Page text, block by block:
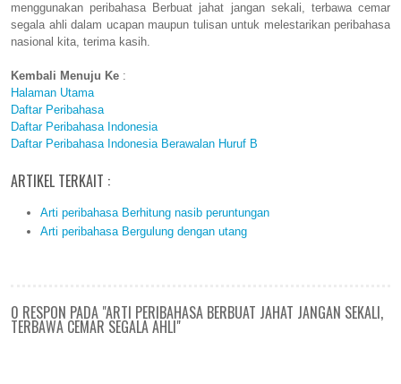
menggunakan peribahasa Berbuat jahat jangan sekali, terbawa cemar
segala ahli dalam ucapan maupun tulisan untuk melestarikan peribahasa
nasional kita, terima kasih.
Kembali Menuju Ke :
Halaman Utama
Daftar Peribahasa
Daftar Peribahasa Indonesia
Daftar Peribahasa Indonesia Berawalan Huruf B
ARTIKEL TERKAIT :
Arti peribahasa Berhitung nasib peruntungan
Arti peribahasa Bergulung dengan utang
0 RESPON PADA "ARTI PERIBAHASA BERBUAT JAHAT JANGAN SEKALI,
TERBAWA CEMAR SEGALA AHLI"